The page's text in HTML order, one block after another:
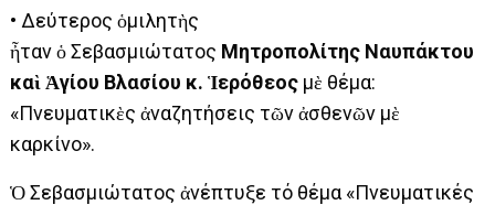
• Δεύτερος ὁμιλητὴς
ἦταν ὁ Σεβασμιώτατος Μητροπολίτης Ναυπάκτου
καὶ Ἁγίου Βλασίου κ. Ἱερόθεος μὲ θέμα:
«Πνευματικὲς ἀναζητήσεις τῶν ἀσθενῶν μὲ
καρκίνο».
Ὁ Σεβασμιώτατος ἀνέπτυξε τό θέμα «Πνευματικές